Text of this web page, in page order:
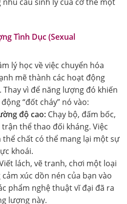
Tình Dục (Sexual
lý học về việc chuyển hóa
mẽ thành các hoạt động
vì để năng lượng đó khiến
“đốt cháy” nó vào:
độ cao: Chạy bộ, đấm bốc,
thể thao đối kháng. Việc
thể chất có thể mang lại một sự
khoái.
lách, vẽ tranh, chơi một loại
xúc dồn nén của bạn vào
phẩm nghệ thuật vĩ đại đã ra
lượng này.